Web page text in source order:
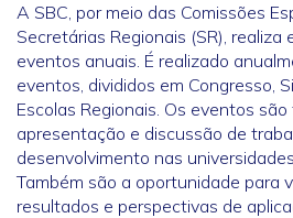
A SBC, por meio das Comissões
Secretárias Regionais (SR), realiza
eventos anuais. É realizado
eventos, divididos em Congresso,
Escolas Regionais. Os eventos
apresentação e discussão de
desenvolvimento nas
Também são a oportunidade para
resultados e perspectivas de